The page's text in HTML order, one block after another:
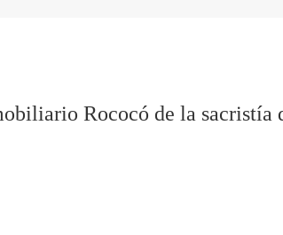
Rococó de la sacristía